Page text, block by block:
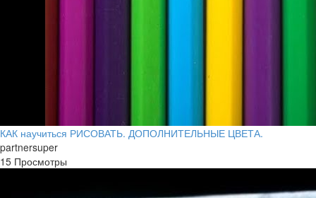
КАК научиться РИСОВАТЬ. ДОПОЛНИТЕЛЬНЫЕ ЦВЕТА.
partnersuper
15 Просмотры